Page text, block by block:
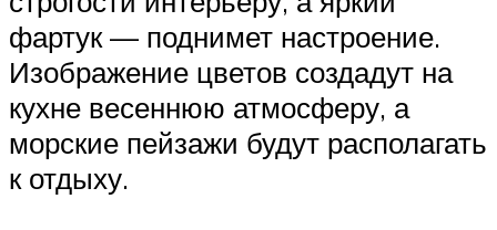
фартук — поднимет настроение.
Изображение цветов создадут на
кухне весеннюю атмосферу, а
морские пейзажи будут располагать
к отдыху.